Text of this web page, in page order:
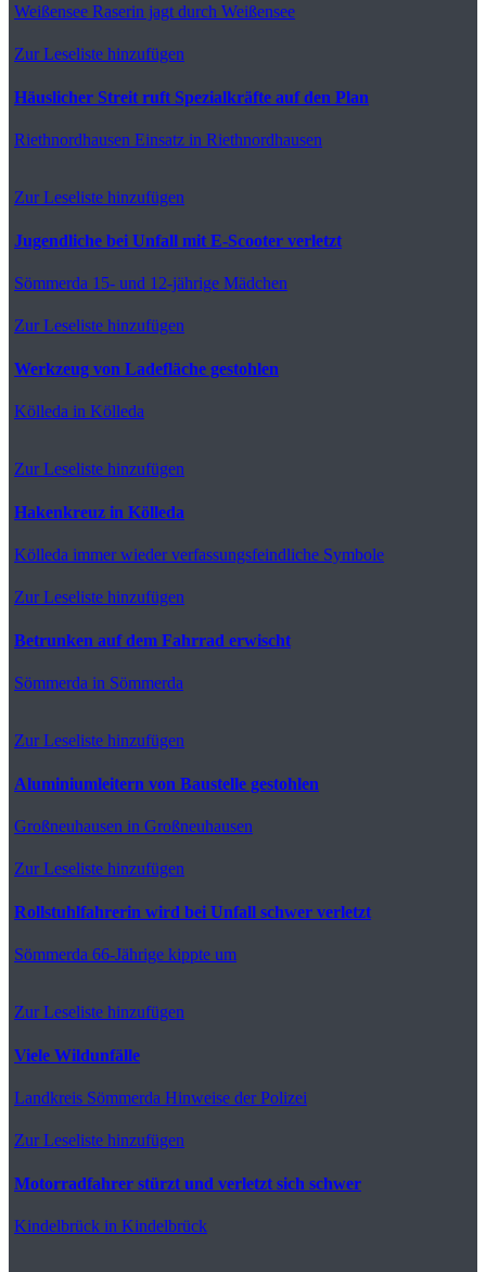
Weißensee Raserin jagt durch Weißensee
Zur Leseliste hinzufügen
Häuslicher Streit ruft Spezialkräfte auf den Plan
Riethnordhausen Einsatz in Riethnordhausen
Zur Leseliste hinzufügen
Jugendliche bei Unfall mit E-Scooter verletzt
Sömmerda 15- und 12-jährige Mädchen
Zur Leseliste hinzufügen
Werkzeug von Ladefläche gestohlen
Kölleda in Kölleda
Zur Leseliste hinzufügen
Hakenkreuz in Kölleda
Kölleda immer wieder verfassungsfeindliche Symbole
Zur Leseliste hinzufügen
Betrunken auf dem Fahrrad erwischt
Sömmerda in Sömmerda
Zur Leseliste hinzufügen
Aluminiumleitern von Baustelle gestohlen
Großneuhausen in Großneuhausen
Zur Leseliste hinzufügen
Rollstuhlfahrerin wird bei Unfall schwer verletzt
Sömmerda 66-Jährige kippte um
Zur Leseliste hinzufügen
Viele Wildunfälle
Landkreis Sömmerda Hinweise der Polizei
Zur Leseliste hinzufügen
Motorradfahrer stürzt und verletzt sich schwer
Kindelbrück in Kindelbrück